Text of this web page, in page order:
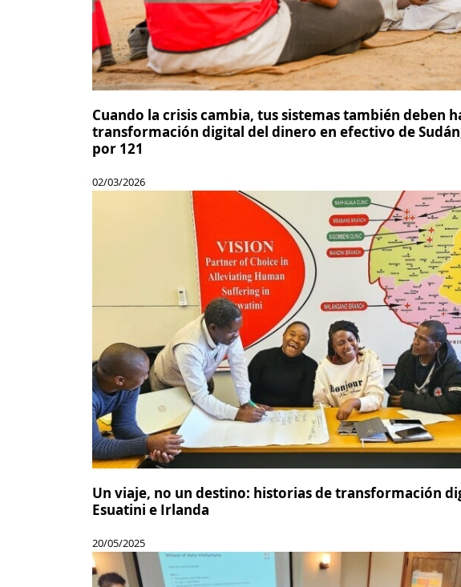
Cuando la crisis cambia, tus sistemas también deben
transformación digital del dinero en efectivo de
por 121
02/03/2026
Un viaje, no un destino: historias de transformación
Esuatini e Irlanda
20/05/2025